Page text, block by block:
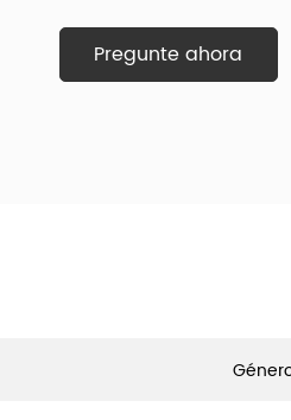
Pregunte ahora